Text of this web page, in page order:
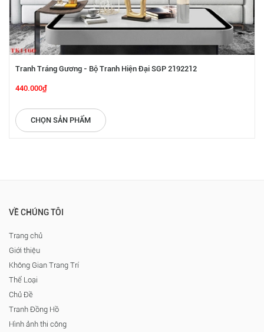
Tranh Tráng Gương - Bộ Tranh Hiện Đại SGP 2192212
440.000₫
CHỌN SẢN PHẨM
VỀ CHÚNG TÔI
Trang chủ
Giới thiệu
Không Gian Trang Trí
Thể Loại
Chủ Đề
Tranh Đồng Hồ
Hình ảnh thi công